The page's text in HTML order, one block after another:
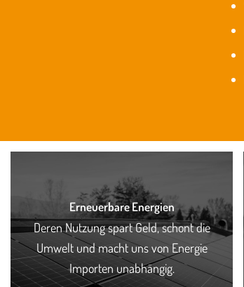
Erneuerbare Energien
Deren Nutzung spart Geld, schont die
Umwelt und macht uns von Energie
Importen unabhängig.